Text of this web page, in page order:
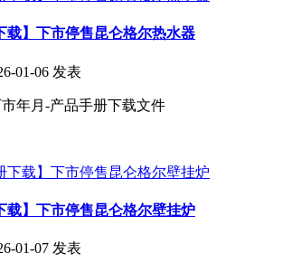
载】下市停售昆仑格尔热水器
01-06 发表
年月-产品手册下载文件
载】下市停售昆仑格尔壁挂炉
01-07 发表